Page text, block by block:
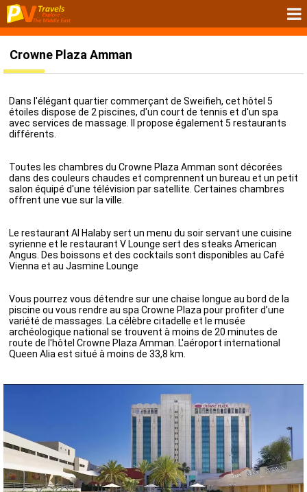
Crowne Plaza Amman
Dans l'élégant quartier commerçant de Sweifieh, cet hôtel 5
étoiles dispose de 2 piscines, d'un court de tennis et d'un spa
avec services de massage. Il propose également 5 restaurants
différents.
Toutes les chambres du Crowne Plaza Amman sont décorées
dans des couleurs chaudes et comprennent un bureau et un petit
salon équipé d'une télévision par satellite. Certaines chambres
offrent une vue sur la ville.
Le restaurant Al Halaby sert un menu du soir servant une cuisine
syrienne et le restaurant V Lounge sert des steaks American
Angus. Des boissons et des cocktails sont disponibles au Café
Vienna et au Jasmine Lounge
Vous pourrez vous détendre sur une chaise longue au bord de la
piscine ou vous rendre au spa Crowne Plaza pour profiter d’une
variété de massages. La célèbre citadelle et le musée
archéologique national se trouvent à moins de 20 minutes de
route de l'hôtel Crowne Plaza Amman. L'aéroport international
Queen Alia est situé à moins de 33,8 km.